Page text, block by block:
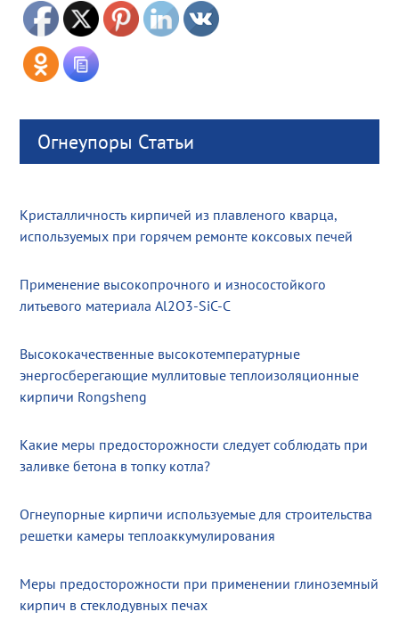
Огнеупоры Статьи
Кристалличность кирпичей из плавленого кварца,
используемых при горячем ремонте коксовых печей
Применение высокопрочного и износостойкого
литьевого материала Al2O3-SiC-C
Высококачественные высокотемпературные
энергосберегающие муллитовые теплоизоляционные
кирпичи Rongsheng
Какие меры предосторожности следует соблюдать при
заливке бетона в топку котла?
Огнеупорные кирпичи используемые для строительства
решетки камеры теплоаккумулирования
Меры предосторожности при применении глиноземный
кирпич в стеклодувных печах